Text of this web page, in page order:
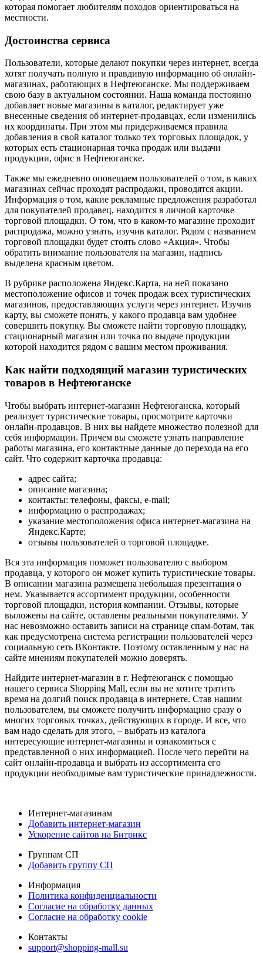
которая помогает любителям походов ориентироваться на
местности.
Достоинства сервиса
Пользователи, которые делают покупки через интернет, всегда
хотят получать полную и правдивую информацию об онлайн-
магазинах, работающих в Нефтеюганске. Мы поддерживаем
свою базу в актуальном состоянии. Наша команда постоянно
добавляет новые магазины в каталог, редактирует уже
внесенные сведения об интернет-продавцах, если изменились
их координаты. При этом мы придерживаемся правила
добавления в свой каталог только тех торговых площадок, у
которых есть стационарная точка продаж или выдачи
продукции, офис в Нефтеюганске.
Также мы ежедневно оповещаем пользователей о том, в каких
магазинах сейчас проходят распродажи, проводятся акции.
Информация о том, какие рекламные предложения разработал
для покупателей продавец, находится в личной карточке
торговой площадки. О том, что в каком-то магазине проходит
распродажа, можно узнать, изучив каталог. Рядом с названием
торговой площадки будет стоять слово «Акция». Чтобы
обратить внимание пользователя на магазин, надпись
выделена красным цветом.
В рубрике расположена Яндекс.Карта, на ней показано
местоположение офисов и точек продаж всех туристических
магазинов, предоставляющих услуги через интернет. Изучив
карту, вы сможете понять, у какого продавца вам удобнее
совершить покупку. Вы сможете найти торговую площадку,
стационарный магазин или точка по выдаче продукции
которой находится рядом с вашим местом проживания.
Как найти подходящий магазин туристических
товаров в Нефтеюганске
Чтобы выбрать интернет-магазин Нефтеюганска, который
реализует туристические товары, просмотрите карточки
онлайн-продавцов. В них вы найдете множество полезной для
себя информации. Причем вы сможете узнать направление
работы магазина, его контактные данные до перехода на его
сайт. Что содержит карточка продавца:
адрес сайта;
описание магазина;
контакты: телефоны, факсы, e-mail;
информацию о распродажах;
указание местоположения офиса интернет-магазина на
Яндекс.Карте;
отзывы пользователей о торговой площадке.
Вся эта информация поможет пользователю с выбором
продавца, у которого он может купить туристические товары.
В описании магазина размещена небольшая презентация о
нем. Указывается ассортимент продукции, особенности
торговой площадки, история компании. Отзывы, которые
выложены на сайте, оставлены реальными покупателями. У
нас невозможно оставить записи на странице спам-ботам, так
как предусмотрена система регистрации пользователей через
социальную сеть ВКонтакте. Поэтому оставленным у нас на
сайте мнениям покупателей можно доверять.
Найдите интернет-магазин в г. Нефтеюганск с помощью
нашего сервиса Shopping Mall, если вы не хотите тратить
время на долгий поиск продавца в интернете. Став нашим
пользователем, вы сможете получить информацию сразу о
многих торговых точках, действующих в городе. И все, что
вам надо сделать для этого, – выбрать из каталога
интересующие интернет-магазины и ознакомиться с
представленной о них информацией. После чего перейти на
сайт онлайн-продавца и выбрать из ассортимента его
продукции необходимые вам туристические принадлежности.
Интернет-магазинам
Добавить интернет-магазин
Ускорение сайтов на Битрикс
Группам СП
Добавить группу СП
Информация
Политика конфиденциальности
Согласие на обработку данных
Согласие на обработку cookie
Контакты
support@shopping-mall.su